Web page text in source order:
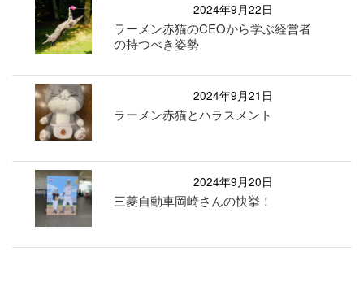
2024年9月22日
ラーメン赤猫のCEOから学ぶ経営者
の持つべき姿勢
2024年9月21日
ラーメン赤猫とハラスメント
2024年9月20日
三菱自動車岡崎さんの快挙！